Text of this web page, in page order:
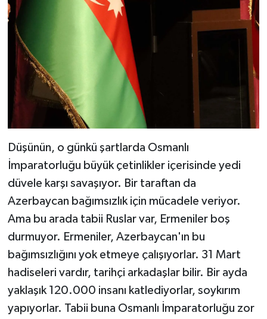
Düşünün, o günkü şartlarda Osmanlı
İmparatorluğu büyük çetinlikler içerisinde yedi
düvele karşı savaşıyor. Bir taraftan da
Azerbaycan bağımsızlık için mücadele veriyor.
Ama bu arada tabii Ruslar var, Ermeniler boş
durmuyor. Ermeniler, Azerbaycan'ın bu
bağımsızlığını yok etmeye çalışıyorlar. 31 Mart
hadiseleri vardır, tarihçi arkadaşlar bilir. Bir ayda
yaklaşık 120.000 insanı katlediyorlar, soykırım
yapıyorlar. Tabii buna Osmanlı İmparatorluğu zor